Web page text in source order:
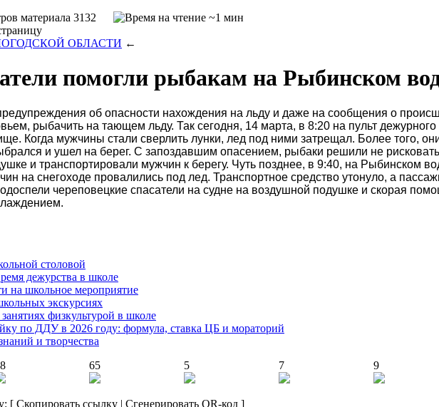
3132
~1 мин
ОБЛАСТИ ←
помогли рыбакам на Рыбинском
об опасности нахождения на льду и даже на сообщения о
рыбачить на тающем льду. Так сегодня, 14 марта, в 8:20 на пульт
Когда мужчины стали сверлить лунки, лед под ними затрещал. Более того,
и ушел на берег. С запоздавшим опасением, рыбаки решили не
и транспортировали мужчин к берегу. Чуть позднее, в 9:40, на Рыбинском
на снегоходе провалились под лед. Транспортное средство утонуло, а
череповецкие спасатели на судне на воздушной подушке и скорая
столовой
дежурства в школе
на школьное мероприятие
экскурсиях
физкультурой в школе
по ДДУ в 2026 году: формула, ставка ЦБ и мораторий
и творчества
65 5 7 9
[ Скопировать ссылку | Сгенерировать QR-код ]